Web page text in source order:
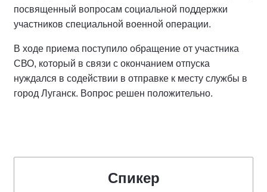
посвященный вопросам социальной поддержки
участников специальной военной операции.
В ходе приема поступило обращение от участника
СВО, который в связи с окончанием отпуска
нуждался в содействии в отправке к месту службы в
город Луганск. Вопрос решен положительно.
Спикер